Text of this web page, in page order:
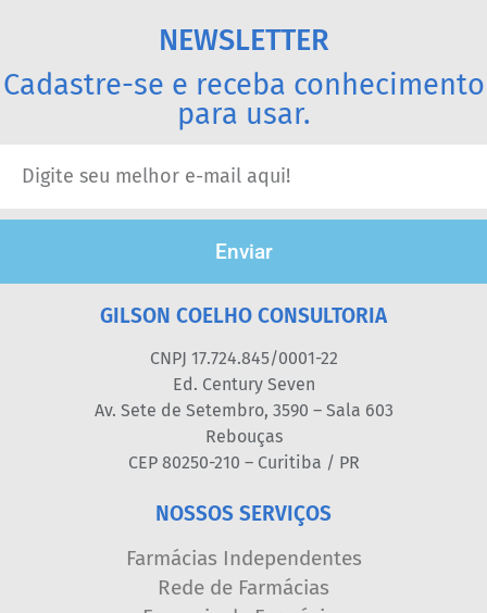
NEWSLETTER
Cadastre-se e receba conhecimento
para usar.
Enviar
GILSON COELHO CONSULTORIA
CNPJ 17.724.845/0001-22
Ed. Century Seven
Av. Sete de Setembro, 3590 – Sala 603
Rebouças
CEP 80250-210 – Curitiba / PR
NOSSOS SERVIÇOS
Farmácias Independentes
Rede de Farmácias